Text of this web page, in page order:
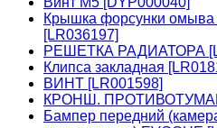
Крышка форсунки
[LR036197]
РЕШЕТКА РАДИАТОРА
Клипса закладная
ВИНТ [LR001598]
КРОНШ.
Бампер передний